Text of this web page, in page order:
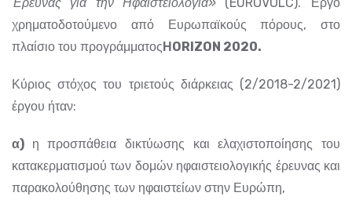
χρηματοδοτούμενο από Ευρωπαϊκούς πόρους, στο
πλαίσιο του προγράμματοςΗORIZON 2020.
Κύριος στόχος του τριετούς διάρκειας (2/2018-2/2021)
έργου ήταν:
α) η προσπάθεια δικτύωσης και ελαχιστοποίησης του
κατακερματισμού των δομών ηφαιστειολογικής έρευνας και
παρακολούθησης των ηφαιστείων στην Ευρώπη,